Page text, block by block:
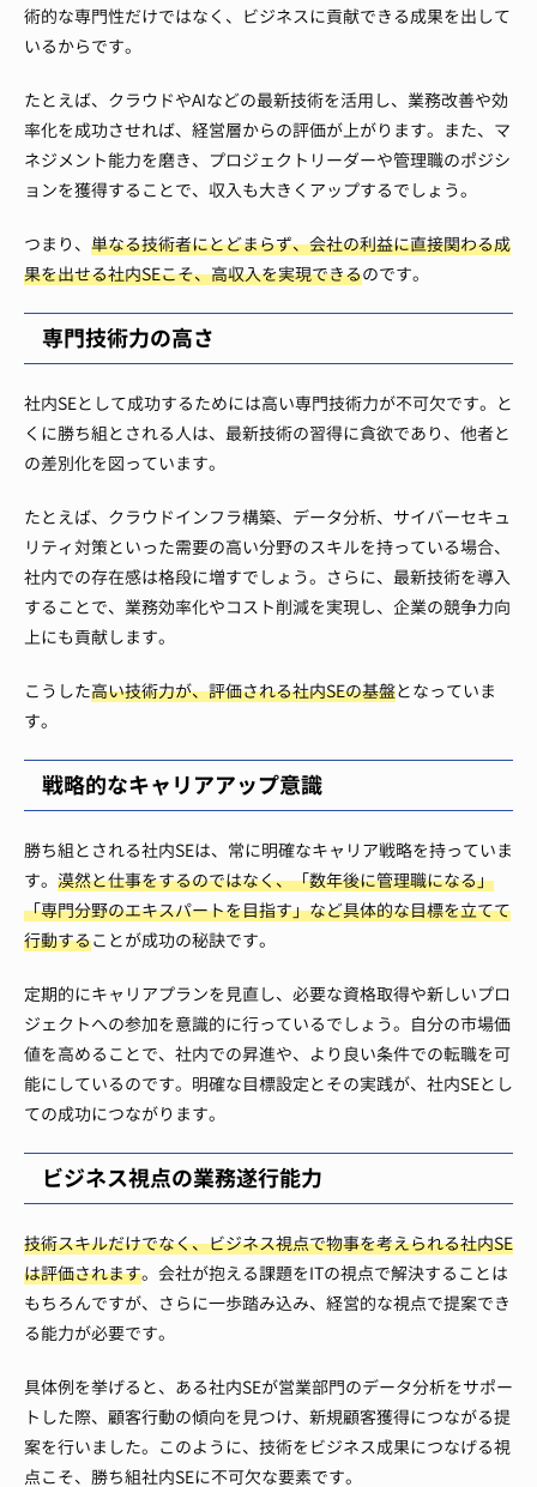
術的な専門性だけではなく、ビジネスに貢献できる成果を出して
いるからです。
たとえば、クラウドやAIなどの最新技術を活用し、業務改善や効
率化を成功させれば、経営層からの評価が上がります。また、マ
ネジメント能力を磨き、プロジェクトリーダーや管理職のポジシ
ョンを獲得することで、収入も大きくアップするでしょう。
つまり、 単なる技術者にとどまらず、会社の利益に直接関わる成
果を出せる社内SEこそ、高収入を実現できるのです。
専門技術力の高さ
社内SEとして成功するためには高い専門技術力が不可欠です。と
くに勝ち組とされる人は、最新技術の習得に貪欲であり、他者と
の差別化を図っています。
たとえば、クラウドインフラ構築、データ分析、サイバーセキュ
リティ対策といった需要の高い分野のスキルを持っている場合、
社内での存在感は格段に増すでしょう。さらに、最新技術を導入
することで、業務効率化やコスト削減を実現し、企業の競争力向
上にも貢献します。
こうした高い技術力が、評価される社内SEの基盤となっていま
す。
戦略的なキャリアアップ意識
勝ち組とされる社内SEは、常に明確なキャリア戦略を持っていま
す。 漠然と仕事をするのではなく、「数年後に管理職になる」
「専門分野のエキスパートを目指す」など具体的な目標を立てて
行動することが成功の秘訣です。
定期的にキャリアプランを見直し、必要な資格取得や新しいプロ
ジェクトへの参加を意識的に行っているでしょう。自分の市場価
値を高めることで、社内での昇進や、より良い条件での転職を可
能にしているのです。明確な目標設定とその実践が、社内SEとし
ての成功につながります。
ビジネス視点の業務遂行能力
技術スキルだけでなく、ビジネス視点で物事を考えられる社内SE
は評価されます。会社が抱える課題をITの視点で解決することは
もちろんですが、さらに一歩踏み込み、経営的な視点で提案でき
る能力が必要です。
具体例を挙げると、ある社内SEが営業部門のデータ分析をサポー
トした際、顧客行動の傾向を見つけ、新規顧客獲得につながる提
案を行いました。このように、技術をビジネス成果につなげる視
点こそ、勝ち組社内SEに不可欠な要素です。